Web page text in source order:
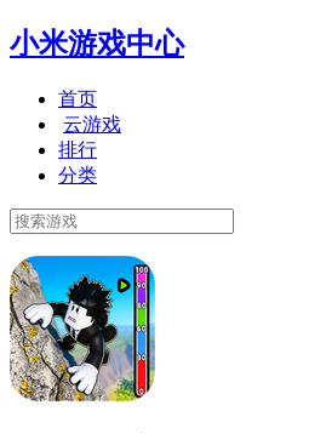
小米游戏中心
首页
云游戏
排行
分类